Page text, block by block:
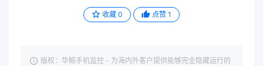
收藏 0 点赞 1
版权：华鲸手机监控 - 为海内外客户提供能够完全隐藏运行的